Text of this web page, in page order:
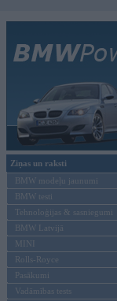
Ziņas un raksti
BMW modeļu jaunumi
BMW testi
Tehnoloģijas & sasniegumi
BMW Latvijā
MINI
Rolls-Royce
Pasākumi
Vadāmības tests